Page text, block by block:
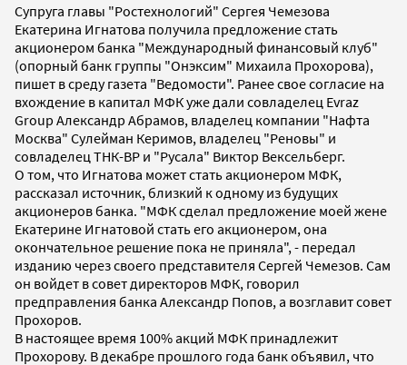
Супруга главы "Ростехнологий" Сергея Чемезова
Екатерина Игнатова получила предложение стать
акционером банка "Международный финансовый клуб"
(опорный банк группы "Онэксим" Михаила Прохорова),
пишет в среду газета "Ведомости". Ранее свое согласие на
вхождение в капитал МФК уже дали совладелец Evraz
Group Александр Абрамов, владелец компании "Нафта
Москва" Сулейман Керимов, владелец "Реновы" и
совладелец ТНК-ВР и "Русала" Виктор Вексельберг.
О том, что Игнатова может стать акционером МФК,
рассказал источник, близкий к одному из будущих
акционеров банка. "МФК сделал предложение моей жене
Екатерине Игнатовой стать его акционером, она
окончательное решение пока не приняла", - передал
изданию через своего представителя Сергей Чемезов. Сам
он войдет в совет директоров МФК, говорил
предправления банка Александр Попов, а возглавит совет
Прохоров.
В настоящее время 100% акций МФК принадлежит
Прохорову. В декабре прошлого года банк объявил, что